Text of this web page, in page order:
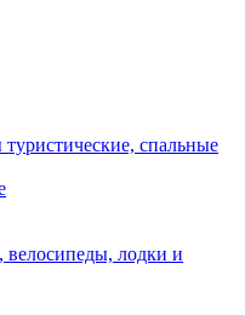
спальные
велосипеды, лодки и